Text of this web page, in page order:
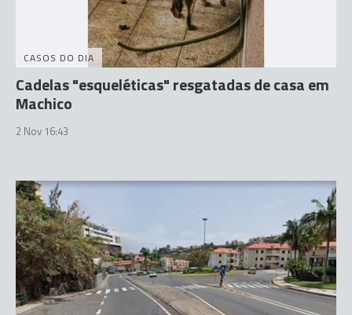
CASOS DO DIA
Cadelas "esqueléticas" resgatadas de casa em
Machico
2 Nov 16:43